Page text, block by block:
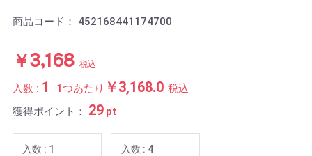
商品コード： 452168441174700
￥3,168 税込
入数 : 1 1つあたり ￥3,168.0 税込
獲得ポイント： 29 pt
入数 : 1 入数 : 4